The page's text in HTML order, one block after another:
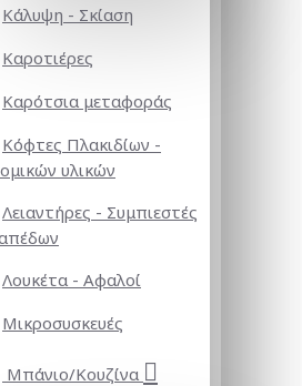
Κάλυψη - Σκίαση
Καροτιέρες
Καρότσια μεταφοράς
Κόφτες Πλακιδίων -
υλικών
Λειαντήρες - Συμπιεστές
Λουκέτα - Αφαλοί
Μικροσυσκευές
Μπάνιο/Κουζίνα